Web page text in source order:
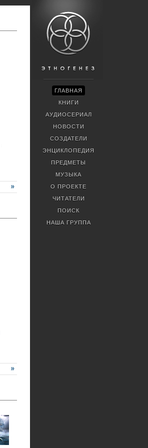
ГЛАВНАЯ
КНИГИ
АУДИОСЕРИАЛ
НОВОСТИ
СОЗДАТЕЛИ
ЭНЦИКЛОПЕДИЯ
ПРЕДМЕТЫ
МУЗЫКА
О ПРОЕКТЕ
ЧИТАТЕЛИ
ПОИСК
НАША ГРУППА